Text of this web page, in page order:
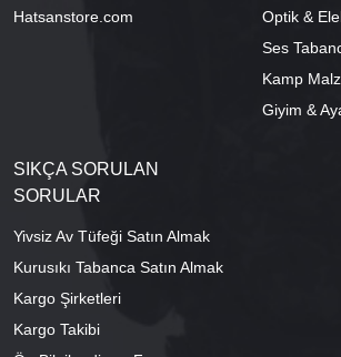
Hatsanstore.com
Optik &
Ses
Kamp
Giyim &
SIKÇA SORULAN
SORULAR
Yivsiz Av Tüfeği Satın Almak
Kurusıkı Tabanca Satın Almak
Kargo Şirketleri
Kargo Takibi